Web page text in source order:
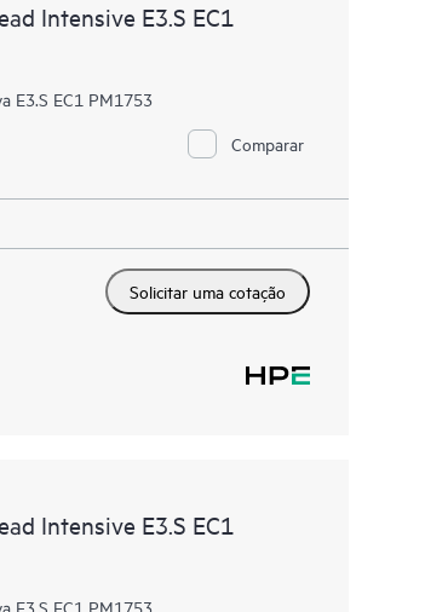
Intensive E3.S EC1
E3.S EC1 PM1753
Comparar
Solicitar uma cotação
Intensive E3.S EC1
E3.S EC1 PM1753